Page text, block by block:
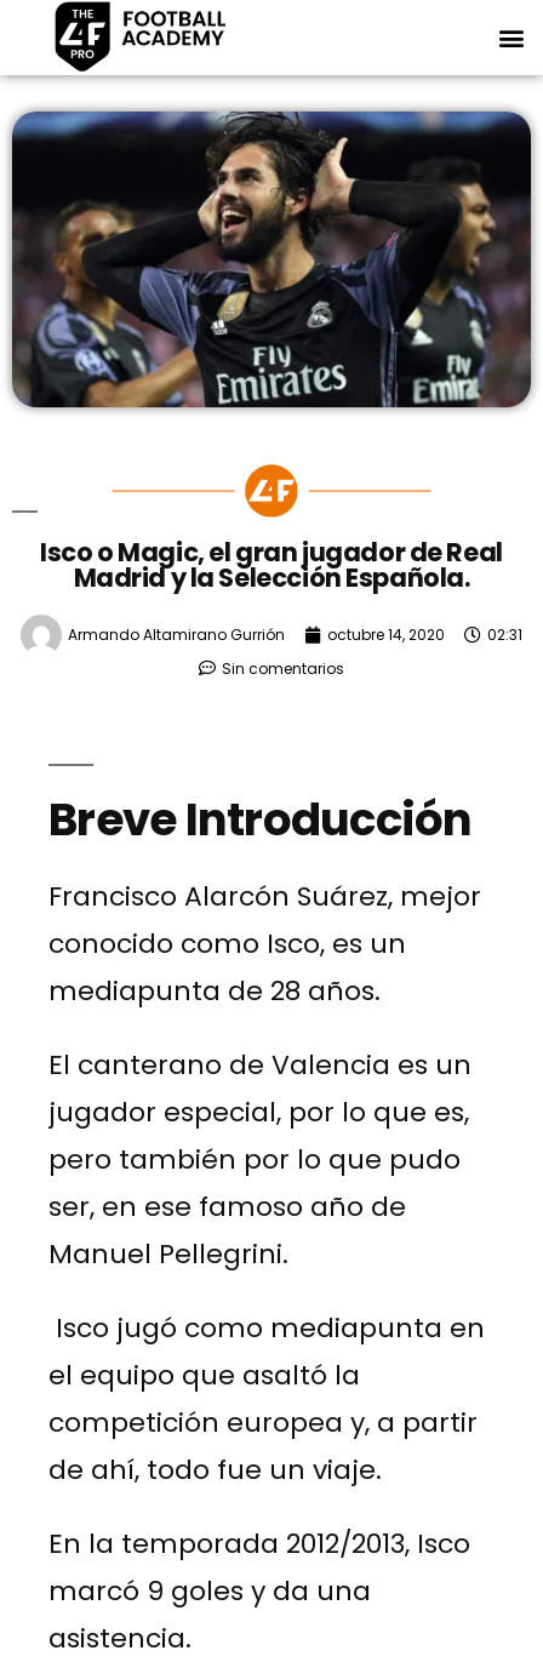
Isco o Magic, el gran jugador de Real
Madrid y la Selección Española.
Armando Altamirano Gurrión octubre 14, 2020
02:31
Sin comentarios
Breve Introducción
Francisco Alarcón Suárez, mejor
conocido como Isco, es un
mediapunta de 28 años.
El canterano de Valencia es un
jugador especial, por lo que es,
pero también por lo que pudo
ser, en ese famoso año de
Manuel Pellegrini.
Isco jugó como mediapunta en
el equipo que asaltó la
competición europea y, a partir
de ahí, todo fue un viaje.
En la temporada 2012/2013, Isco
marcó 9 goles y da una
asistencia.